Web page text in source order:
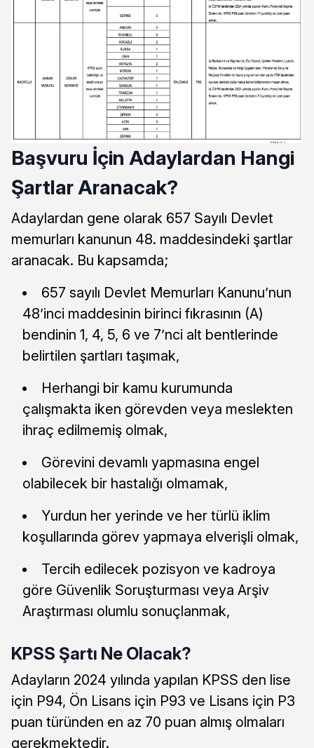
Başvuru İçin Adaylardan Hangi
Şartlar Aranacak?
Adaylardan gene olarak 657 Sayılı Devlet
memurları kanunun 48. maddesindeki şartlar
aranacak. Bu kapsamda;
657 sayılı Devlet Memurları Kanunu’nun
48’inci maddesinin birinci fıkrasının (A)
bendinin 1, 4, 5, 6 ve 7’nci alt bentlerinde
belirtilen şartları taşımak,
Herhangi bir kamu kurumunda
çalışmakta iken görevden veya meslekten
ihraç edilmemiş olmak,
Görevini devamlı yapmasına engel
olabilecek bir hastalığı olmamak,
Yurdun her yerinde ve her türlü iklim
koşullarında görev yapmaya elverişli olmak,
Tercih edilecek pozisyon ve kadroya
göre Güvenlik Soruşturması veya Arşiv
Araştırması olumlu sonuçlanmak,
KPSS Şartı Ne Olacak?
Adayların 2024 yılında yapılan KPSS den lise
için P94, Ön Lisans için P93 ve Lisans için P3
puan türünden en az 70 puan almış olmaları
gerekmektedir.